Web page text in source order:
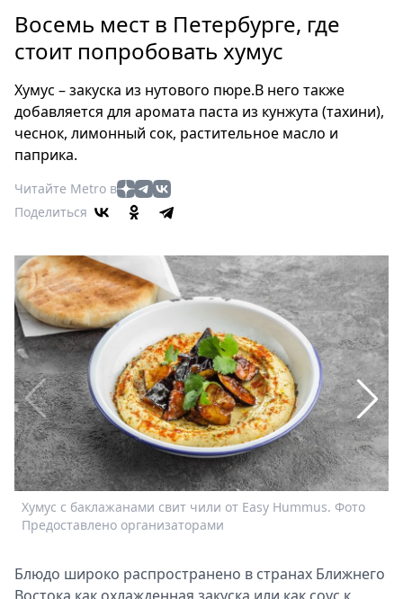
Россия
Мир
Еда
Туризм
Театр
Кино
Афиша
Книги
Выставки
Пресс-
релизы
О
Metro
Стримы
Спецпроекты
Звезды
Выборы
2026
Скачай
Metro
Восемь мест в Петербурге, где
стоит попробовать хумус
Хумус – закуска из нутового пюре.В него также
добавляется для аромата паста из кунжута (тахини),
чеснок, лимонный сок, растительное масло и
паприка.
Читайте Metro в
Поделиться
Хумус с баклажанами свит чили от Easy Hummus. Фото
Предоставлено организаторами
Блюдо широко распространено в странах Ближнего